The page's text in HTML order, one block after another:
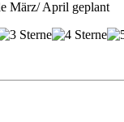
März/ April geplant